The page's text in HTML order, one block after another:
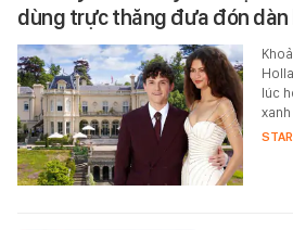
dùng trực thăng đưa đón dàn
lúc
STAR